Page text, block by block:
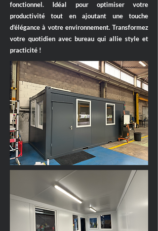
fonctionnel. Idéal pour optimiser votre
productivité tout en ajoutant une touche
d'élégance à votre environnement. Transformez
votre quotidien avec bureau qui allie style et
practicité !